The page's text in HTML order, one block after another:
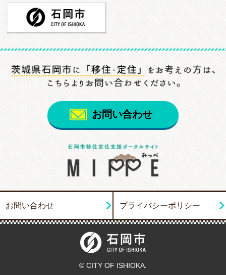
お問い合わせ
お問い合わせ プライバシーポリシー
© CITY OF ISHIOKA.